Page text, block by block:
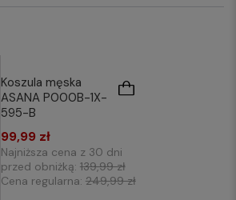
Koszula męska
ASANA P000B-1X-
595-B
99,99 zł
Najniższa cena z 30 dni
przed obniżką: 139,99 zł
Cena regularna: 249,99 zł